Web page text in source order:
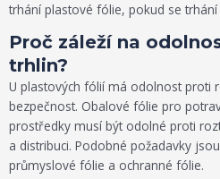
trhání plastové fólie, pokud se
Proč záleží na
trhlin?
U plastových fólií má odolnost proti
bezpečnost. Obalové fólie pro
prostředky musí být odolné proti
a distribuci. Podobné požadavky
průmyslové fólie a ochranné fólie.